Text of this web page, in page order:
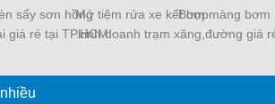
sấy sơn hồng
giá rẻ tại TP.HCM
Mở tiệm rửa xe kết hợp
kinh doanh trạm xăng,
Bơm màng bơm
đường giá